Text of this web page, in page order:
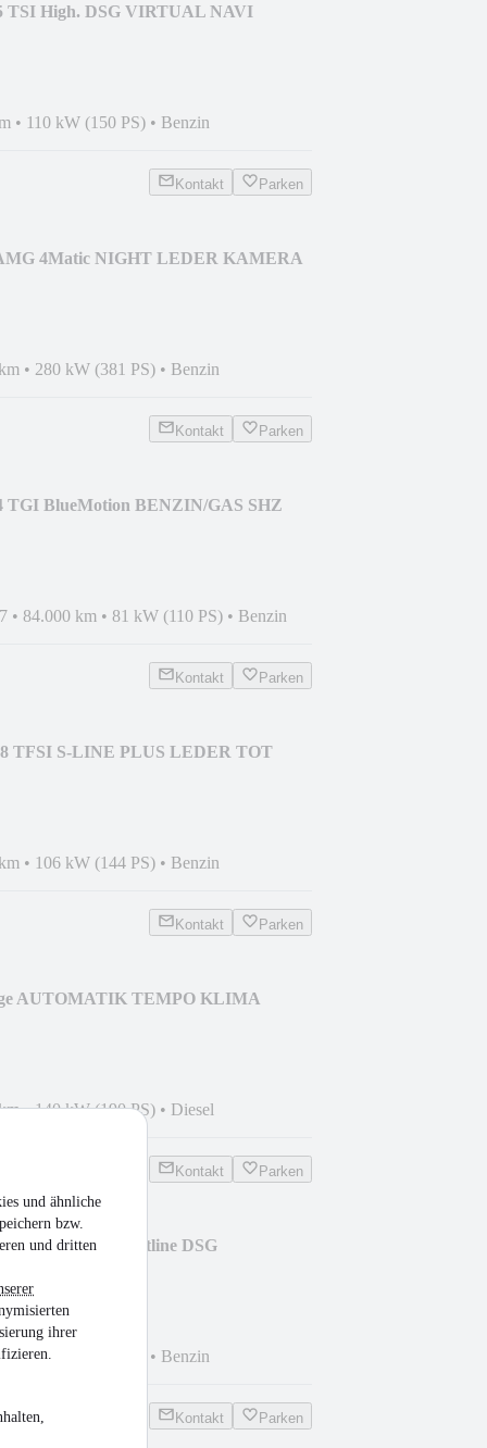
und ähnliche
bzw.
und dritten
ihrer
TSI High. DSG VIRTUAL NAVI
• 110 kW (150 PS) • Benzin
Kontakt Parken
4Matic NIGHT LEDER KAMERA
• 280 kW (381 PS) • Benzin
Kontakt Parken
TGI BlueMotion BENZIN/GAS SHZ
• 84.000 km • 81 kW (110 PS) • Benzin
Kontakt Parken
TFSI S-LINE PLUS LEDER TOT
• 106 kW (144 PS) • Benzin
Kontakt Parken
AUTOMATIK TEMPO KLIMA
•140 kW (190 PS) • Diesel
Kontakt Parken
TGI BMT Comfortline DSG
•81 kW (110 PS) • Benzin
Kontakt Parken